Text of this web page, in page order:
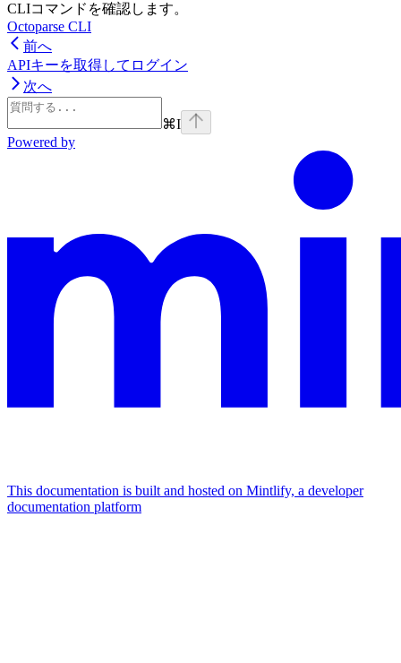
CLIコマンドを確認します。
Octoparse CLI
前へ
APIキーを取得してログイン
次へ
⌘I
Powered by
This documentation is built and hosted on Mintlify, a developer
documentation platform